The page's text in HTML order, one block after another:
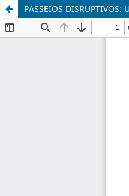
PASSEIOS DISRUPTIVOS: